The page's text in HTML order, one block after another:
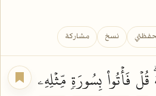
نسخ مشاركة
قُلۡ فَأۡتُواْبِسُورَةٖ مِّثۡلِهِۦ